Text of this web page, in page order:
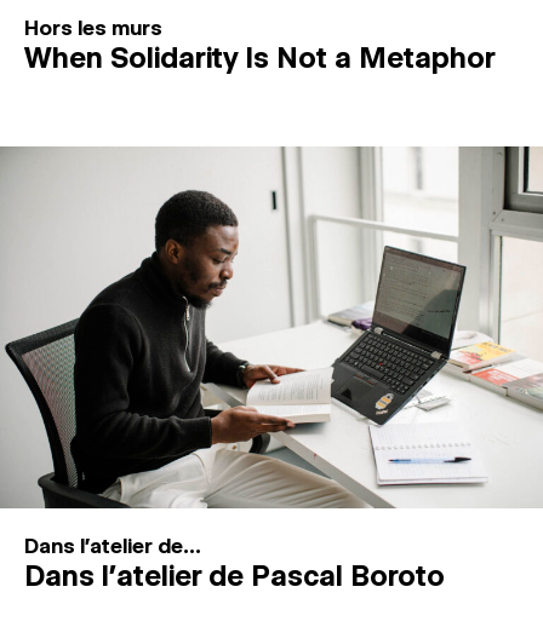
Hors les murs
When Solidarity Is Not a Metaphor
Dans l'atelier de...
Dans l’atelier de Pascal Boroto